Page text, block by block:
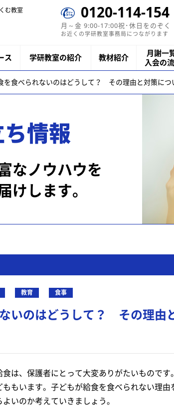
む教室 0120-114-154
月～金 9:00-17:00祝･休日をのぞく
お近くの学研教室事務局につながります
ス 学研教室の紹介 教材紹介
月謝一
入会の
を食べられないのはどうして？ その理由と対策につ
情報
なノウハウを
けします。
教育 食事
いのはどうして？ その理由
は、保護者にとって大変ありがたいものです
もいます。子どもが給食を食べられない理由
いのか考えていきましょう。